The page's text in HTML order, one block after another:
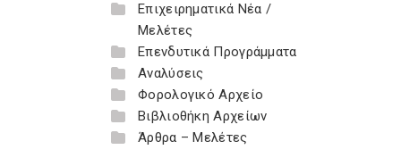
Επιχειρηματικά Νέα /
Μελέτες
Επενδυτικά Προγράμματα
Αναλύσεις
Φορολογικό Αρχείο
Βιβλιοθήκη Αρχείων
Άρθρα – Μελέτες